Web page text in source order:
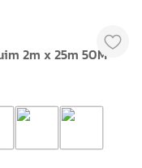
2m x 25m 50M²